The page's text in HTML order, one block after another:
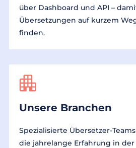
über Dashboard und API –
Übersetzungen auf kurzem
finden.
Unsere Branchen
Spezialisierte Übersetzer-
die jahrelange Erfahrung in der